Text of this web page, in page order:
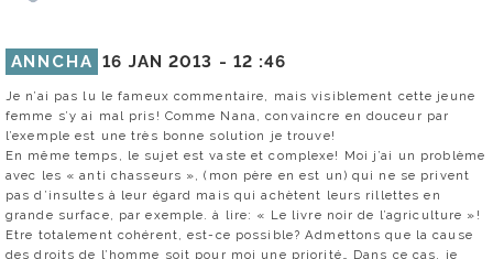
ANNCHA 16 JAN 2013 - 12 :46
Je n’ai pas lu le fameux commentaire, mais visiblement cette jeune
femme s’y ai mal pris! Comme Nana, convaincre en douceur par
l’exemple est une très bonne solution je trouve!
En même temps, le sujet est vaste et complexe! Moi j’ai un problème
avec les « anti chasseurs », (mon père en est un) qui ne se privent
pas d’insultes à leur égard mais qui achètent leurs rillettes en
grande surface, par exemple. à lire: « Le livre noir de l’agriculture »!
Etre totalement cohérent, est-ce possible? Admettons que la cause
des droits de l’homme soit pour moi une priorité… Dans ce cas, je